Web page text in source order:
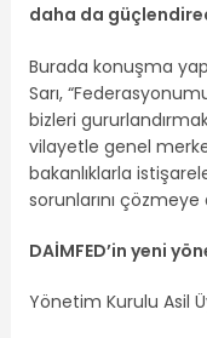
daha da
Burada konuşma
Sarı,
bizleri
vilayetle genel
bakanlıklarla
sorunlarını
DAİMFED’in yeni
Yönetim Kurulu Asil